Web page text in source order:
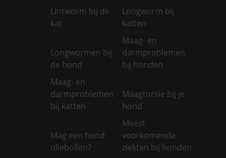
Lintworm bij de
kat
Longworm bij
katten
Longwormen bij
de hond
Maag- en
darmproblemen
bij honden
Maag- en
darmproblemen
bij katten
Maagtorsie bij je
hond
Mag een hond
oliebollen?
Meest
voorkomende
ziekten bij honden